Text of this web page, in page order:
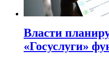
Власти
«Госуслуги»